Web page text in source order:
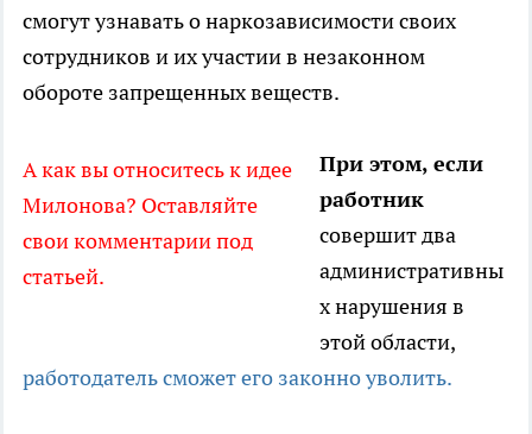
смогут узнавать о наркозависимости своих
сотрудников и их участии в незаконном
обороте запрещенных веществ.
А как вы относитесь к идее
Милонова? Оставляйте
свои комментарии под
статьей.
При этом, если
работник
совершит два
административны
х нарушения в
этой области,
работодатель сможет его законно уволить.